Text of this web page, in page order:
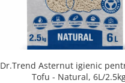
Dr.Trend Asternut igienic
Tofu - Natural, 6L/